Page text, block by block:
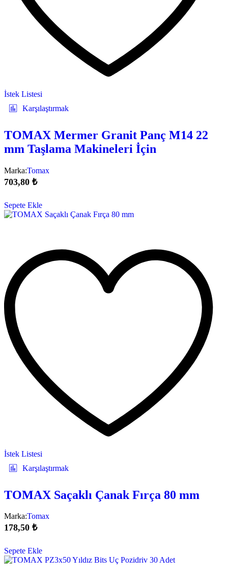
İstek Listesi
Karşılaştırmak
TOMAX Mermer Granit Panç M14 22
mm Taşlama Makineleri İçin
Marka:Tomax
703,80 ₺
Sepete Ekle
İstek Listesi
Karşılaştırmak
TOMAX Saçaklı Çanak Fırça 80 mm
Marka:Tomax
178,50 ₺
Sepete Ekle